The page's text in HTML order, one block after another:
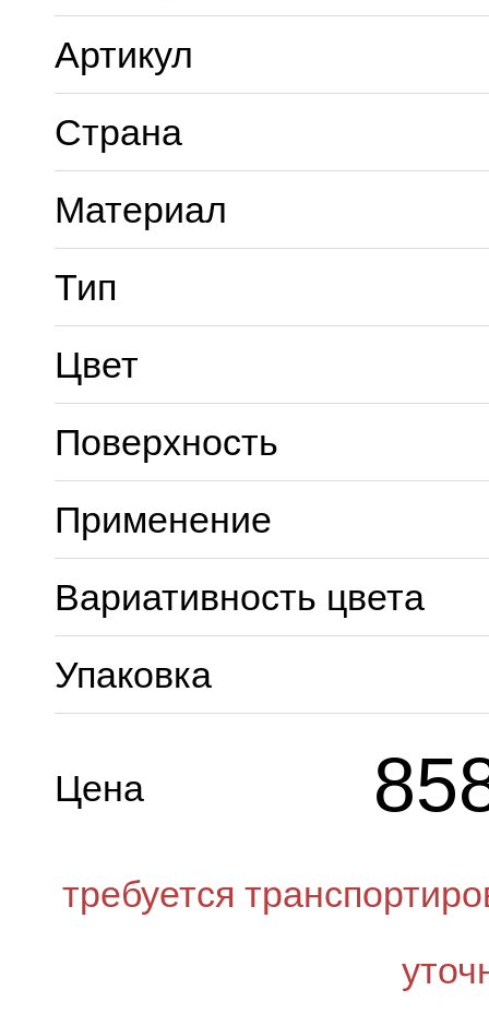
Артикул
Страна
Материал
Тип
Цвет
Поверхность
Применение
Вариативность цвета
Упаковка
Цена
требуется